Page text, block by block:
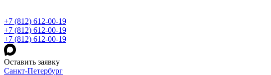
+7 (812) 612-00-19
+7 (812) 612-00-19
+7 (812) 612-00-19
Оставить заявку
Санкт-Петербург